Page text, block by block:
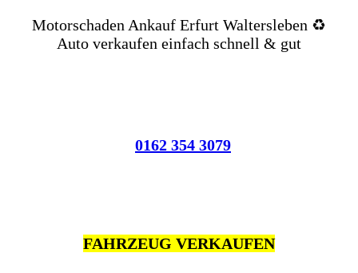
Motorschaden Ankauf Erfurt Waltersleben ♻️
Auto verkaufen einfach schnell & gut
0162 354 3079
FAHRZEUG VERKAUFEN